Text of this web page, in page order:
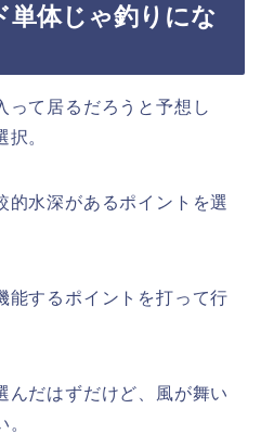
単体じゃ釣りにな
って居るだろうと予想し
。
的水深があるポイントを選
能するポイントを打って行
んだはずだけど、風が舞い